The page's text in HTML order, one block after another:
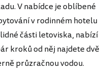
V nabídce je oblíbené
v rodinném hotelu
části letoviska, nabízí
kroků od něj najdete dvě
průzračnou vodou.